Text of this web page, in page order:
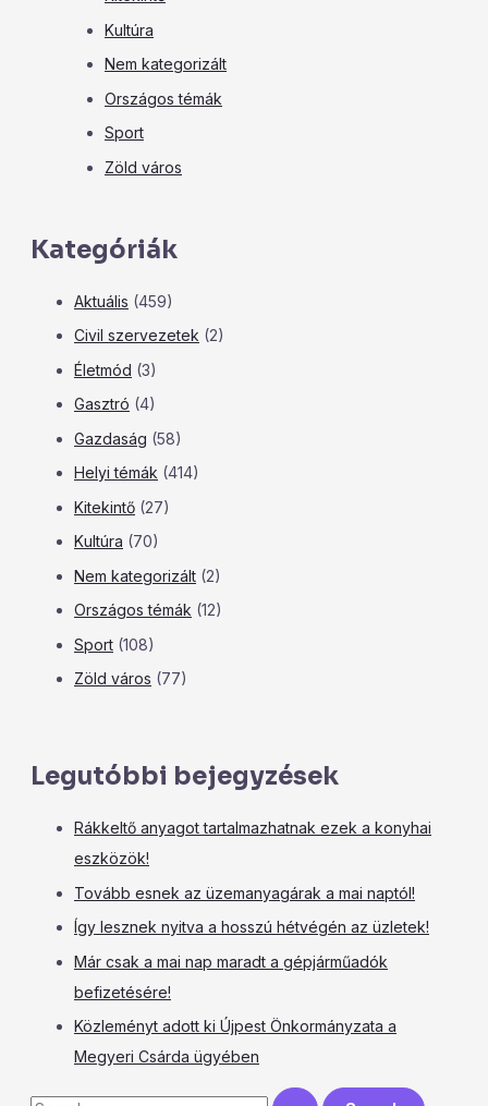
Kultúra
Nem kategorizált
Országos témák
Sport
Zöld város
Kategóriák
Aktuális (459)
Civil szervezetek (2)
Életmód (3)
Gasztró (4)
Gazdaság (58)
Helyi témák (414)
Kitekintő (27)
Kultúra (70)
Nem kategorizált (2)
Országos témák (12)
Sport (108)
Zöld város (77)
Legutóbbi bejegyzések
Rákkeltő anyagot tartalmazhatnak ezek a konyhai
eszközök!
Tovább esnek az üzemanyagárak a mai naptól!
Így lesznek nyitva a hosszú hétvégén az üzletek!
Már csak a mai nap maradt a gépjárműadók
befizetésére!
Közleményt adott ki Újpest Önkormányzata a
Megyeri Csárda ügyében